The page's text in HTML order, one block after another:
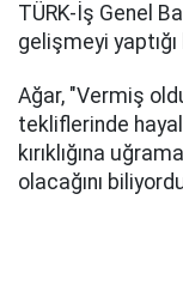
TÜRK-İş Genel
gelişmeyi
Ağar, "Vermiş
tekliflerinde hayal
kırıklığına
olacağını